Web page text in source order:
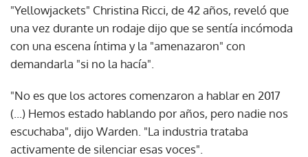
"Yellowjackets" Christina Ricci, de 42 años, reveló que
una vez durante un rodaje dijo que se sentía incómoda
con una escena íntima y la "amenazaron" con
demandarla "si no la hacía".
"No es que los actores comenzaron a hablar en 2017
(...) Hemos estado hablando por años, pero nadie nos
escuchaba", dijo Warden. "La industria trataba
activamente de silenciar esas voces".